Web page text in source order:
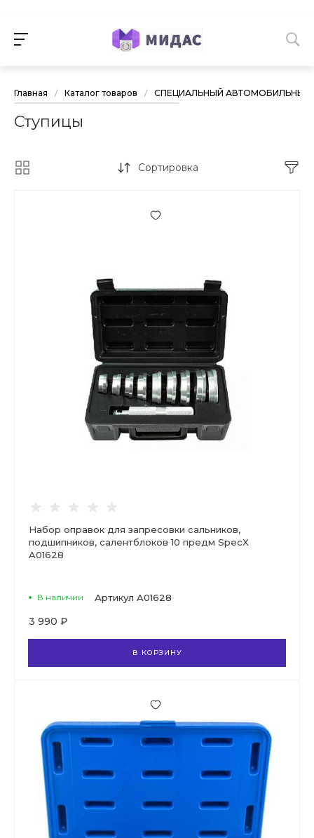
Главная / Каталог товаров / СПЕЦИАЛЬНЫЙ АВТОМОБИЛЬНЫЙ
Ступицы
Сортировка
Набор оправок для запресовки сальников,
подшипников, салентблоков 10 предм SpecX
A01628
В наличии Артикул A01628
3 990 ₽
В КОРЗИНУ